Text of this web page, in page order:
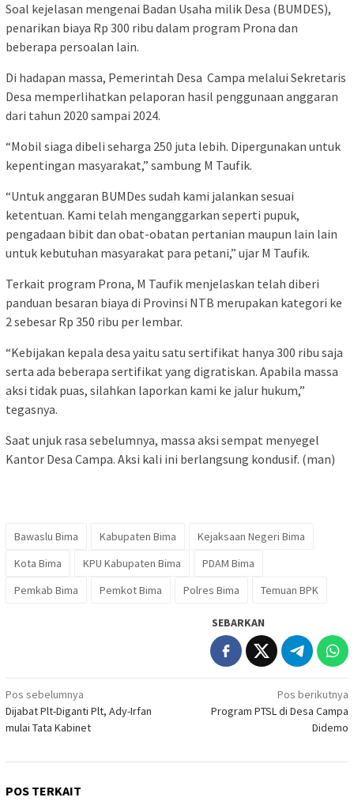
Soal kejelasan mengenai Badan Usaha milik Desa (BUMDES),
penarikan biaya Rp 300 ribu dalam program Prona dan
beberapa persoalan lain.
Di hadapan massa, Pemerintah Desa Campa melalui Sekretaris
Desa memperlihatkan pelaporan hasil penggunaan anggaran
dari tahun 2020 sampai 2024.
“Mobil siaga dibeli seharga 250 juta lebih. Dipergunakan untuk
kepentingan masyarakat,” sambung M Taufik.
“Untuk anggaran BUMDes sudah kami jalankan sesuai
ketentuan. Kami telah menganggarkan seperti pupuk,
pengadaan bibit dan obat-obatan pertanian maupun lain lain
untuk kebutuhan masyarakat para petani,” ujar M Taufik.
Terkait program Prona, M Taufik menjelaskan telah diberi
panduan besaran biaya di Provinsi NTB merupakan kategori ke
2 sebesar Rp 350 ribu per lembar.
“Kebijakan kepala desa yaitu satu sertifikat hanya 300 ribu saja
serta ada beberapa sertifikat yang digratiskan. Apabila massa
aksi tidak puas, silahkan laporkan kami ke jalur hukum,”
tegasnya.
Saat unjuk rasa sebelumnya, massa aksi sempat menyegel
Kantor Desa Campa. Aksi kali ini berlangsung kondusif. (man)
Bawaslu Bima Kabupaten Bima
Kejaksaan Negeri Bima
Kota Bima
KPU Kabupaten Bima
PDAM Bima
Pemkab Bima
Pemkot Bima Polres Bima Temuan BPK
SEBARKAN
Navigasi
pos
Pos sebelumnya
Dijabat Plt-Diganti Plt, Ady-Irfan
mulai Tata Kabinet
Pos berikutnya
Program PTSL di Desa Campa
Didemo
POS TERKAIT